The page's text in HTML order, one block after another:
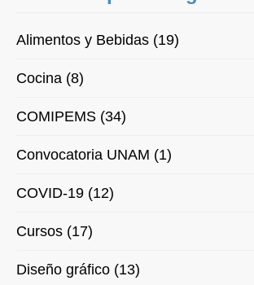
Alimentos y Bebidas (19)
Cocina (8)
COMIPEMS (34)
Convocatoria UNAM (1)
COVID-19 (12)
Cursos (17)
Diseño gráfico (13)